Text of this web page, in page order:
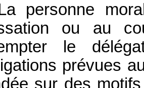
personne
ou au
le
prévues
sur des motifs